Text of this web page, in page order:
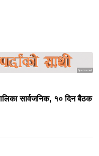
Sponsored
सार्वजनिक, १० दिन बैठक